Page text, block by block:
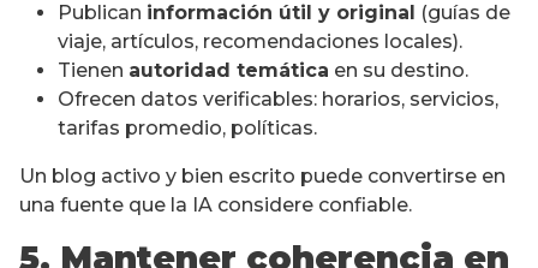
Publican información útil y original (guías de
viaje, artículos, recomendaciones locales).
Tienen autoridad temática en su destino.
Ofrecen datos verificables: horarios, servicios,
tarifas promedio, políticas.
Un blog activo y bien escrito puede convertirse en
una fuente que la IA considere confiable.
5. Mantener coherencia en